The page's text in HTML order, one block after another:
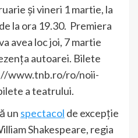
şi vineri 1 martie, la
la ora 19.30. Premiera
avea loc joi, 7 martie
autoarei. Bilete
www.tnb.ro/ro/noii-
a teatrului.
un spectacol de excepție
Shakespeare, regia